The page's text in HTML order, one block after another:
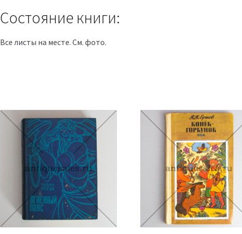
Состояние книги:
Все листы на месте. См. фото.